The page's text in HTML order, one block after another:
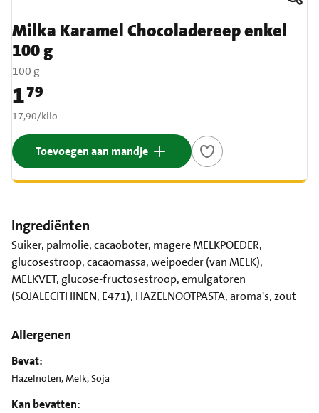
Milka Karamel Chocoladereep enkel
100 g
100 g
Prijs: € 1,79
179
€ 17,90 per kilo
17,90/kilo
Toevoegen aan mandje
Ingrediënten
Suiker, palmolie, cacaoboter, magere MELKPOEDER,
glucosestroop, cacaomassa, weipoeder (van MELK),
MELKVET, glucose-fructosestroop, emulgatoren
(SOJALECITHINEN, E471), HAZELNOOTPASTA, aroma's, zout
Allergenen
Bevat:
Hazelnoten, Melk, Soja
Kan bevatten: